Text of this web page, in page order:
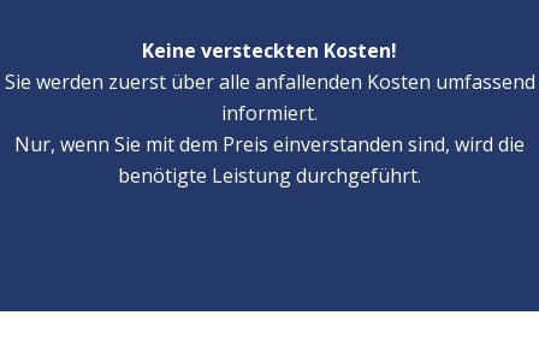
Keine versteckten Kosten!
Sie werden zuerst über alle anfallenden Kosten umfassend
informiert.
Nur, wenn Sie mit dem Preis einverstanden sind, wird die
benötigte Leistung durchgeführt.